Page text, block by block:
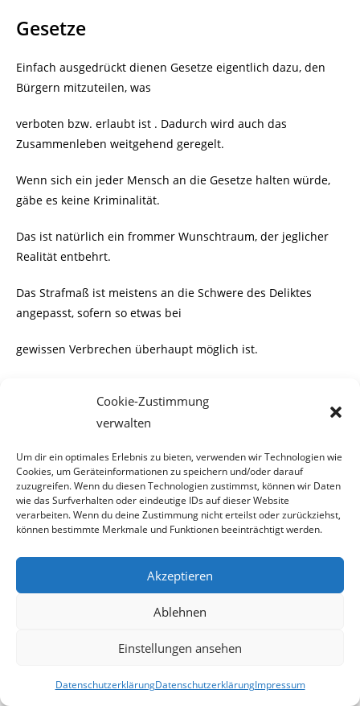
Cookie-Zustimmung
verwalten
Um dir ein optimales Erlebnis zu bieten, verwenden wir Technologien wie
Cookies, um Geräteinformationen zu speichern und/oder darauf
zuzugreifen. Wenn du diesen Technologien zustimmst, können wir Daten
wie das Surfverhalten oder eindeutige IDs auf dieser Website
verarbeiten. Wenn du deine Zustimmung nicht erteilst oder zurückziehst,
können bestimmte Merkmale und Funktionen beeinträchtigt werden.
Akzeptieren
Ablehnen
Einstellungen ansehen
DatenschutzerklärungDatenschutzerklärungImpressum
Gesetze
Einfach ausgedrückt dienen Gesetze eigentlich dazu, den
Bürgern mitzuteilen, was
verboten bzw. erlaubt ist . Dadurch wird auch das
Zusammenleben weitgehend geregelt.
Wenn sich ein jeder Mensch an die Gesetze halten würde,
gäbe es keine Kriminalität.
Das ist natürlich ein frommer Wunschtraum, der jeglicher
Realität entbehrt.
Das Strafmaß ist meistens an die Schwere des Deliktes
angepasst, sofern so etwas bei
gewissen Verbrechen überhaupt möglich ist.
Sollte sich dieses Strafmass in der Praxis als zu
Gesetzes als zu unpräzise erweisen, beschließt der
Gesetzgeber meistens eine Ver-
schärfung des Gesetzestextes, bzw. des Strafausmaßes.
Da ist es doch erstaunlich, dass es in Österreich
offensichtlich notwendig war, das
nicht unerheblicher Teil der Beamten